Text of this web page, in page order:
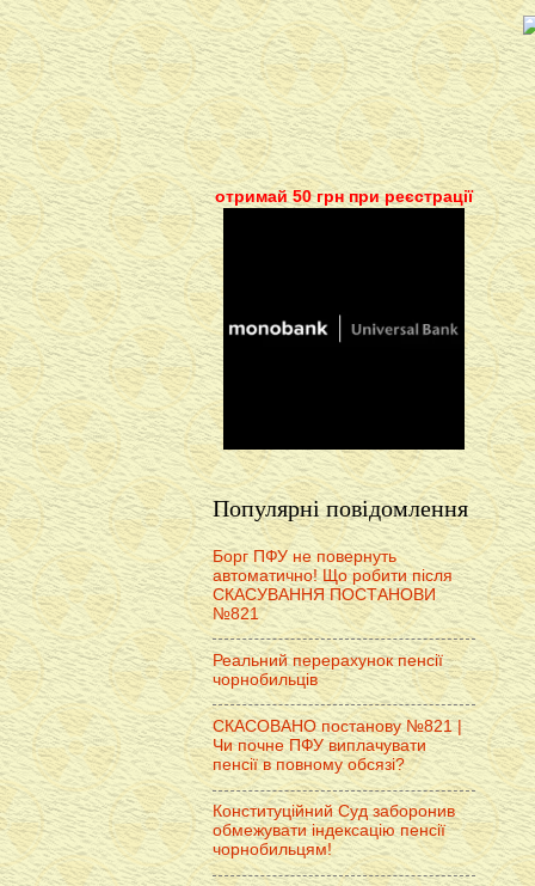
отримай 50 грн при реєстрації
Популярні повідомлення
Борг ПФУ не повернуть
автоматично! Що робити після
СКАСУВАННЯ ПОСТАНОВИ
№821
Реальний перерахунок пенсії
чорнобильців
СКАСОВАНО постанову №821 |
Чи почне ПФУ виплачувати
пенсії в повному обсязі?
Конституційний Суд заборонив
обмежувати індексацію пенсії
чорнобильцям!